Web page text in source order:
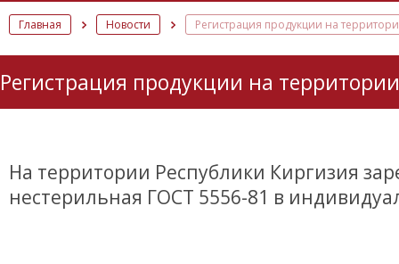
Главная Новости Регистрация продукции на
Регистрация продукции на
На территории Республики Киргизия
нестерильная ГОСТ 5556-81 в